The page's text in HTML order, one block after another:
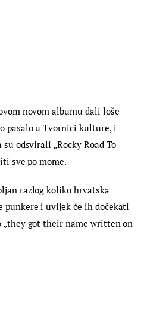
novom albumu dali loše
pasalo u Tvornici kulture, i
odsvirali „Rocky Road To
sve po mome.
razlog koliko hrvatska
punkere i uvijek će ih dočekati
got their name written on